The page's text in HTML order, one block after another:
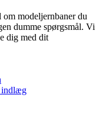
om modeljernbaner du
dumme spørgsmål. Vi
dig med dit
indlæg